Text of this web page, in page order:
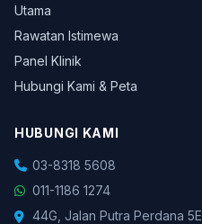
Utama
Rawatan Istimewa
Panel Klinik
Hubungi Kami & Peta
HUBUNGI KAMI
03-8318 5608
011-1186 1274
44G, Jalan Putra Perdana 5E,